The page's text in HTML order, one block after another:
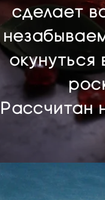
сделает
Рассчитан